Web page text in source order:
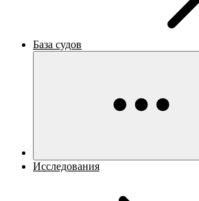
База судов
Исследования